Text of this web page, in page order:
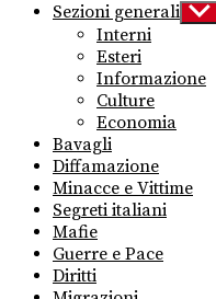
Sezioni generali Show
sub
Interni
Esteri
Informazione
Culture
Economia
Bavagli
Diffamazione
Minacce e Vittime
Segreti italiani
Mafie
Guerre e Pace
Diritti